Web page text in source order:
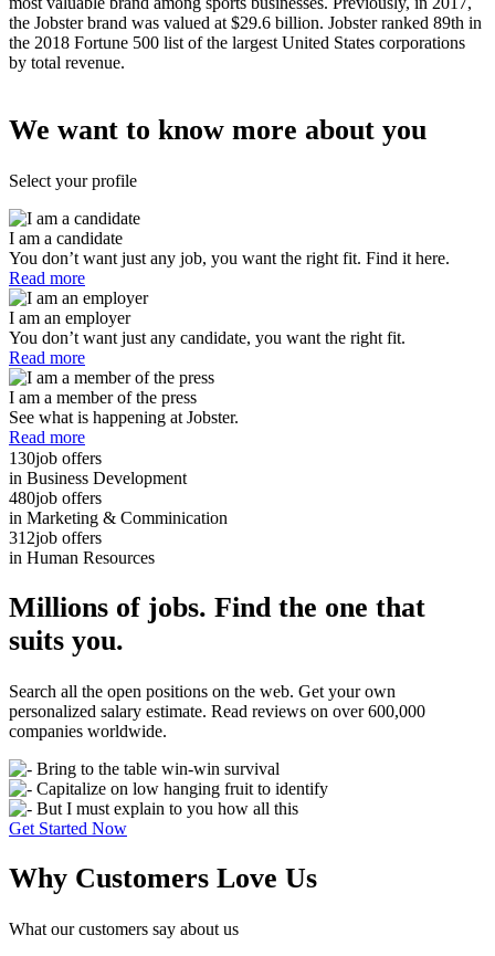
the Jobster brand was valued at $29.6 billion. Jobster ranked 89th in
the 2018 Fortune 500 list of the largest United States corporations
by total revenue.
We want to know more about you
Select your profile
I am a candidate
You don’t want just any job, you want the right fit. Find it here.
Read more
I am an employer
You don’t want just any candidate, you want the right fit.
Read more
I am a member of the press
See what is happening at Jobster.
Read more
130job offers
in Business Development
480job offers
in Marketing & Comminication
312job offers
in Human Resources
Millions of jobs. Find the one that
suits you.
Search all the open positions on the web. Get your own
personalized salary estimate. Read reviews on over 600,000
companies worldwide.
Bring to the table win-win survival
Capitalize on low hanging fruit to identify
But I must explain to you how all this
Get Started Now
Why Customers Love Us
What our customers say about us